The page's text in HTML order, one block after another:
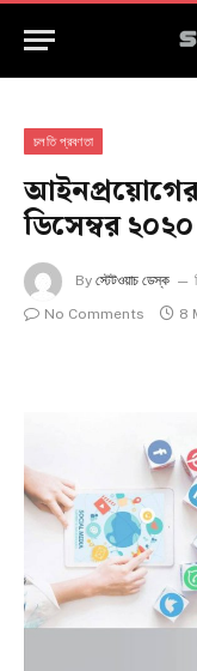
চলতি প্রবণতা
আইনপ্রয়োগের
ডিসেম্বর ২০২০
By স্টেটওয়াচ ডেস্ক
No Comments
8